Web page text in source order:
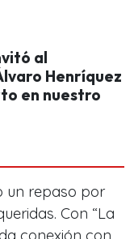
al
Henríquez
en nuestro
un repaso por
Con “La